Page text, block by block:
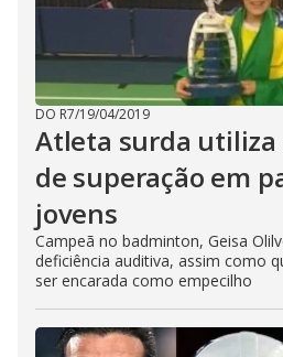
DO R7/19/04/2019
Atleta surda utiliza
de superação em
jovens
Campeã no badminton, Geisa
deficiência auditiva, assim como
ser encarada como empecilho